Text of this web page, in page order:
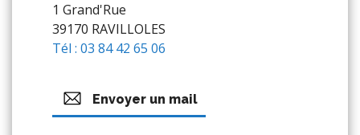
1 Grand'Rue
39170 RAVILLOLES
Tél : 03 84 42 65 06
Envoyer un mail